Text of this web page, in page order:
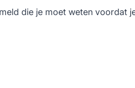
die je moet weten voordat